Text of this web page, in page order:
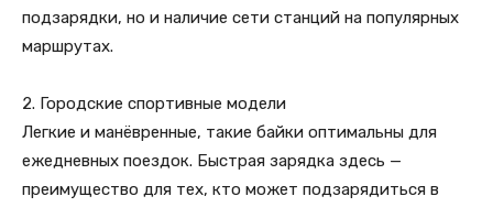
подзарядки, но и наличие сети станций на популярных
маршрутах.
2. Городские спортивные модели
Легкие и манёвренные, такие байки оптимальны для
ежедневных поездок. Быстрая зарядка здесь —
преимущество для тех, кто может подзарядиться в